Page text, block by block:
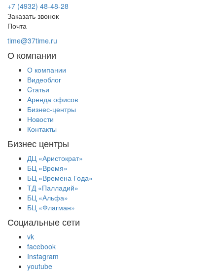
+7 (4932) 48-48-28
Заказать звонок
Почта
time@37time.ru
О компании
О компании
Видеоблог
Cтатьи
Аренда офисов
Бизнес-центры
Новости
Контакты
Бизнес центры
ДЦ «Аристократ»
БЦ «Время»
БЦ «Времена Года»
ТД «Палладий»
БЦ «Альфа»
БЦ «Флагман»
Социальные сети
vk
facebook
Instagram
youtube